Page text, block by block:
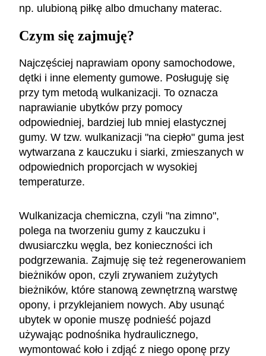
np. ulubioną piłkę albo dmuchany materac.
Czym się zajmuję?
Najczęściej naprawiam opony samochodowe,
dętki i inne elementy gumowe. Posługuję się
przy tym metodą wulkanizacji. To oznacza
naprawianie ubytków przy pomocy
odpowiedniej, bardziej lub mniej elastycznej
gumy. W tzw. wulkanizacji "na ciepło" guma jest
wytwarzana z kauczuku i siarki, zmieszanych w
odpowiednich proporcjach w wysokiej
temperaturze.
Wulkanizacja chemiczna, czyli "na zimno",
polega na tworzeniu gumy z kauczuku i
dwusiarczku węgla, bez konieczności ich
podgrzewania. Zajmuję się też regenerowaniem
bieżników opon, czyli zrywaniem zużytych
bieżników, które stanową zewnętrzną warstwę
opony, i przyklejaniem nowych. Aby usunąć
ubytek w oponie muszę podnieść pojazd
używając podnośnika hydraulicznego,
wymontować koło i zdjąć z niego oponę przy